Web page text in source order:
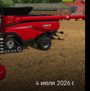
4 июля 2026 г.